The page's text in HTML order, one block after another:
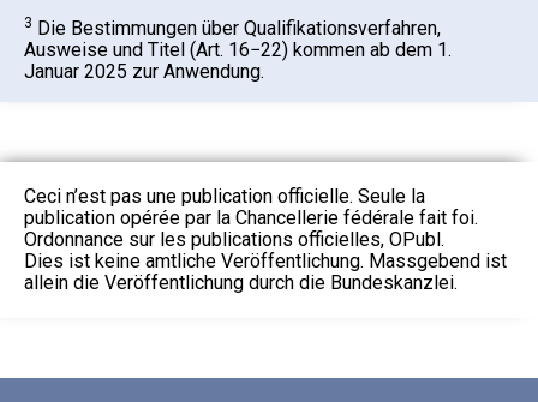
3 Die Bestimmungen über Qualifikationsverfahren,
Ausweise und Titel (Art. 16−22) kommen ab dem 1.
Januar 2025 zur Anwendung.
Ceci n’est pas une publication officielle. Seule la
publication opérée par la Chancellerie fédérale fait foi.
Ordonnance sur les publications officielles, OPubl.
Dies ist keine amtliche Veröffentlichung. Massgebend ist
allein die Veröffentlichung durch die Bundeskanzlei.